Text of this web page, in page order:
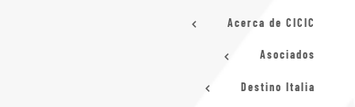
Acerca de CICIC
Asociados
Destino Italia